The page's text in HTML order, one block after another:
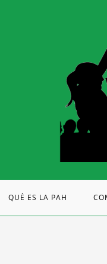
QUÉ ES LA PAH